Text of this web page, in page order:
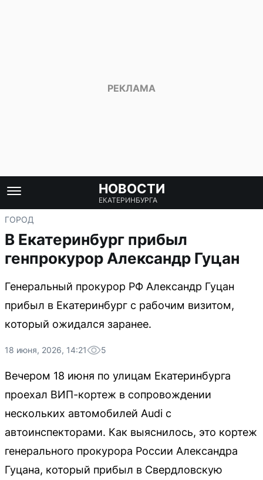
НОВОСТИ
ЕКАТЕРИНБУРГА
ГОРОД
В Екатеринбург прибыл
генпрокурор Александр Гуцан
Генеральный прокурор РФ Александр Гуцан
прибыл в Екатеринбург с рабочим визитом,
который ожидался заранее.
18 июня, 2026, 14:21 5
Вечером 18 июня по улицам Екатеринбурга
проехал ВИП-кортеж в сопровождении
нескольких автомобилей Audi с
автоинспекторами. Как выяснилось, это кортеж
генерального прокурора России Александра
Гуцана, который прибыл в Свердловскую